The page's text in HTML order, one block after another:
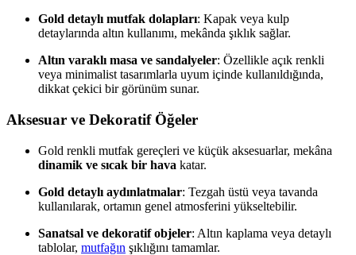
Gold detaylı mutfak dolapları: Kapak veya kulp
detaylarında altın kullanımı, mekânda şıklık sağlar.
Altın varaklı masa ve sandalyeler: Özellikle açık renkli
veya minimalist tasarımlarla uyum içinde kullanıldığında,
dikkat çekici bir görünüm sunar.
Aksesuar ve Dekoratif Öğeler
Gold renkli mutfak gereçleri ve küçük aksesuarlar, mekâna
dinamik ve sıcak bir hava katar.
Gold detaylı aydınlatmalar: Tezgah üstü veya tavanda
kullanılarak, ortamın genel atmosferini yükseltebilir.
Sanatsal ve dekoratif objeler: Altın kaplama veya detaylı
tablolar, mutfağın şıklığını tamamlar.